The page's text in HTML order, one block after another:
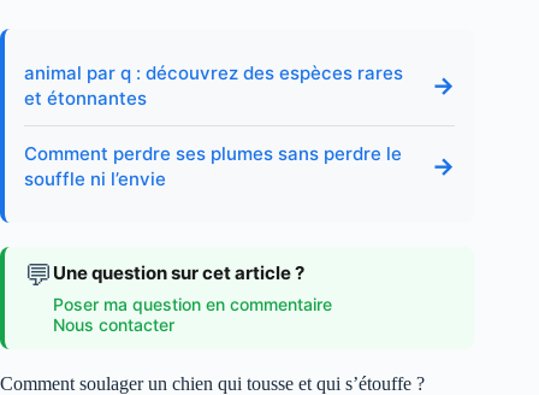
animal par q : découvrez des espèces rares
et étonnantes
→
Comment perdre ses plumes sans perdre le
souffle ni l’envie
→
💬 Une question sur cet article ?
Poser ma question en commentaire
Nous contacter
Comment soulager un chien qui tousse et qui s’étouffe ?